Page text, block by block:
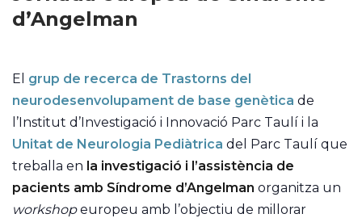
d’Angelman
El grup de recerca de Trastorns del
neurodesenvolupament de base genètica de
l’Institut d’Investigació i Innovació Parc Taulí i la
Unitat de Neurologia Pediàtrica del Parc Taulí que
treballa en la investigació i l’assistència de
pacients amb Síndrome d’Angelman organitza un
workshopeuropeu amb l’objectiu de millorar